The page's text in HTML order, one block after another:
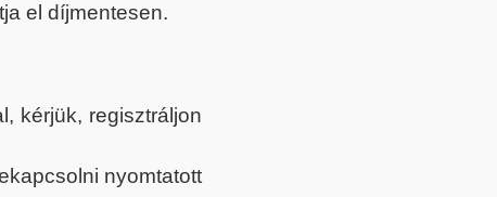
el díjmentesen.
kérjük, regisztráljon
nyomtatott